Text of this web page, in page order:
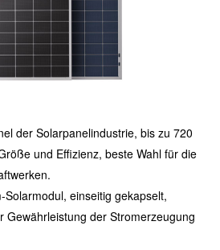
der Solarpanelindustrie, bis zu 720
und Effizienz, beste Wahl für die
einseitig gekapselt,
Gewährleistung der Stromerzeugung